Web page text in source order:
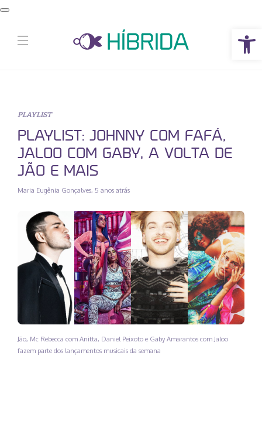
Abrir a barra de ferramentas
PLAYLIST
PLAYLIST: JOHNNY COM FAFÁ,
JALOO COM GABY, A VOLTA DE
JÃO E MAIS
Maria Eugênia Gonçalves, 5 anos atrás
Jão, Mc Rebecca com Anitta, Daniel Peixoto e Gaby Amarantos com Jaloo
fazem parte dos lançamentos musicais da semana